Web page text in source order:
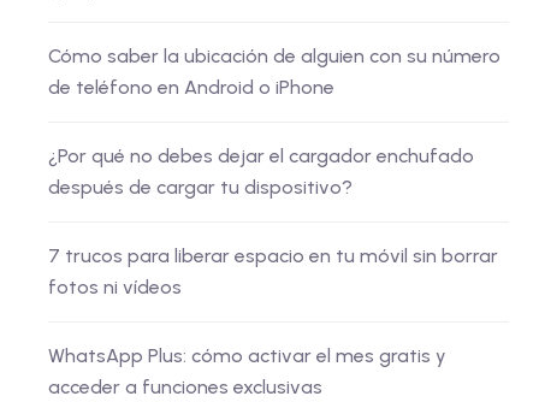
Cómo saber la ubicación de alguien con su número
de teléfono en Android o iPhone
¿Por qué no debes dejar el cargador enchufado
después de cargar tu dispositivo?
7 trucos para liberar espacio en tu móvil sin borrar
fotos ni vídeos
WhatsApp Plus: cómo activar el mes gratis y
acceder a funciones exclusivas